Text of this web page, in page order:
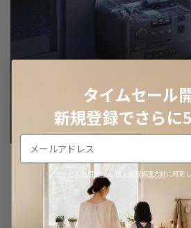
無駄を減らし、より
タイムセール
新規登録でさらに
サービス利用規約 と個人情報保護方針 に同意